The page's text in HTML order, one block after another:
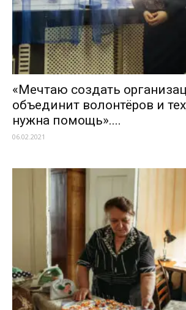
«Мечтаю создать
объединит волонтёров и
нужна помощь»....
06.02.2021